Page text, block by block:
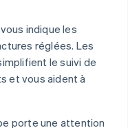
indique les
réglées. Les
le suivi de
et vous aident à
porte une attention